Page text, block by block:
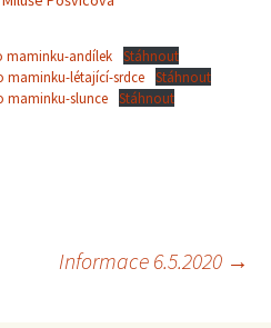
maminku-andílek
Stáhnout
létající-srdce
Stáhnout
maminku-slunce
Stáhnout
Informace 6.5.2020 →